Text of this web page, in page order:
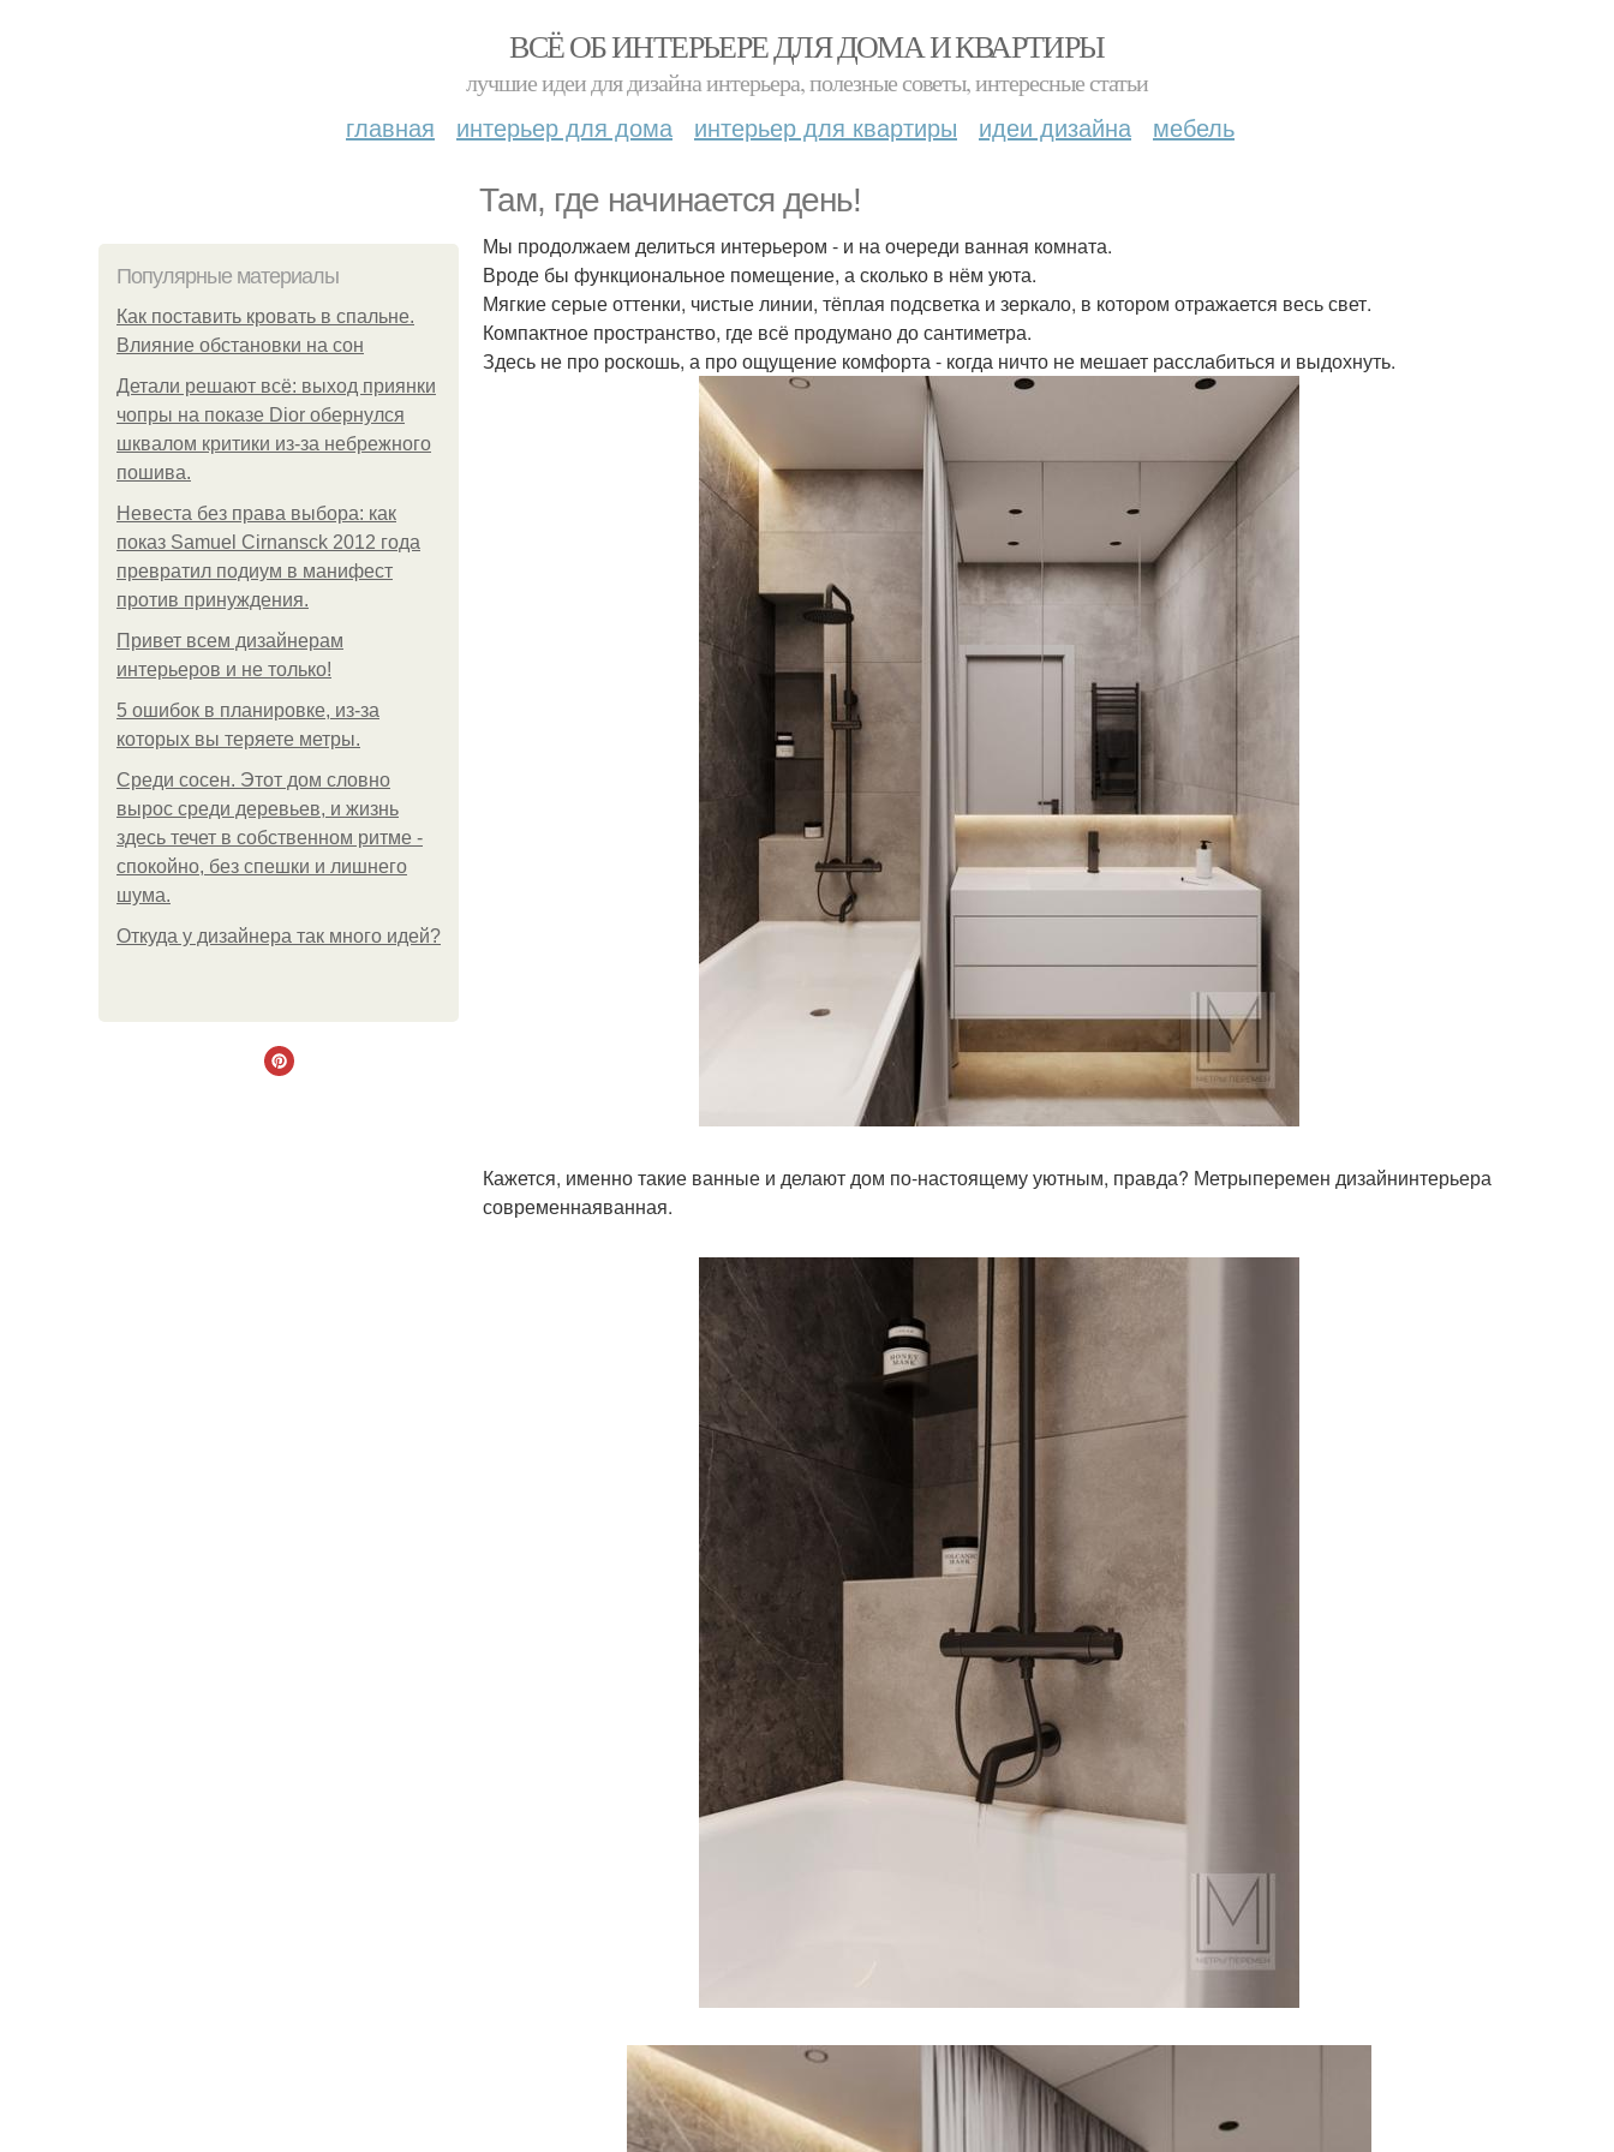
ВСЁ ОБ ИНТЕРЬЕРЕ ДЛЯ ДОМА И КВАРТИРЫ
лучшие идеи для дизайна интерьера, полезные советы, интересные статьи
главная интерьер для дома интерьер для квартиры идеи дизайна мебель
Там, где начинается день!
Популярные материалы
Как поставить кровать в спальне.
Влияние обстановки на сон
Детали решают всё: выход приянки
чопры на показе Dior обернулся
шквалом критики из-за небрежного
пошива.
Невеста без права выбора: как
показ Samuel Cirnansck 2012 года
превратил подиум в манифест
против принуждения.
Привет всем дизайнерам
интерьеров и не только!
5 ошибок в планировке, из-за
которых вы теряете метры.
Среди сосен. Этот дом словно
вырос среди деревьев, и жизнь
здесь течет в собственном ритме -
спокойно, без спешки и лишнего
шума.
Откуда у дизайнера так много идей?
Мы продолжаем делиться интерьером - и на очереди ванная комната.
Вроде бы функциональное помещение, а сколько в нём уюта.
Мягкие серые оттенки, чистые линии, тёплая подсветка и зеркало, в котором отражается весь свет.
Компактное пространство, где всё продумано до сантиметра.
Здесь не про роскошь, а про ощущение комфорта - когда ничто не мешает расслабиться и выдохнуть.
Кажется, именно такие ванные и делают дом по-настоящему уютным, правда? Метрыперемен дизайнинтерьера
современнаяванная.